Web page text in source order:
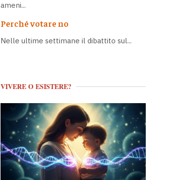
ameni...
Perché votare no
Nelle ultime settimane il dibattito sul...
VIVERE O ESISTERE?